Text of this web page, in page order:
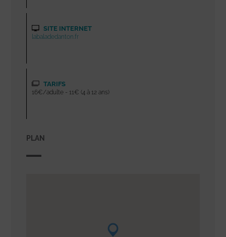
SITE INTERNET
labaladedanton.fr
TARIFS
16€/adulte - 11€ (4 à 12 ans)
PLAN